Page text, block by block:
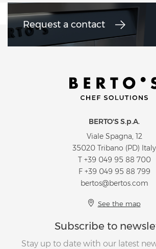
Request a contact
BERTO'S S.p.A.
Viale Spagna, 12
35020 Tribano (PD) Italy
T +39 049 95 88 700
F +39 049 95 88 799
bertos@bertos.com
See the map
Subscribe to
Stay up to date with our latest